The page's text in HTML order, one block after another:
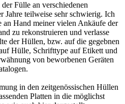
Fülle an verschiedenen
Jahre teilweise sehr schwierig. Ich
an Hand meiner vielen Ankäufe der
zu rekonstruieren und verlasse
der Hüllen, bzw. auf die gegebnen
Hülle, Schrifttype auf Etikett und
von beworbenen Geräten
in den zeitgenössischen Hüllen
Platten in die möglichst